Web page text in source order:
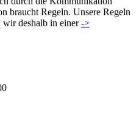
braucht Regeln. Unsere Regeln
wir deshalb in einer->